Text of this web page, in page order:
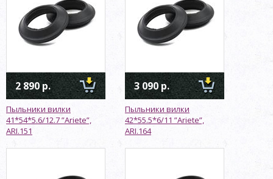
2 890 р.
Пыльники вилки
41*54*5.6/12.7 ”Ariete”,
ARI.151
3 090 р.
Пыльники вилки
42*55.5*6/11 ”Ariete”,
ARI.164